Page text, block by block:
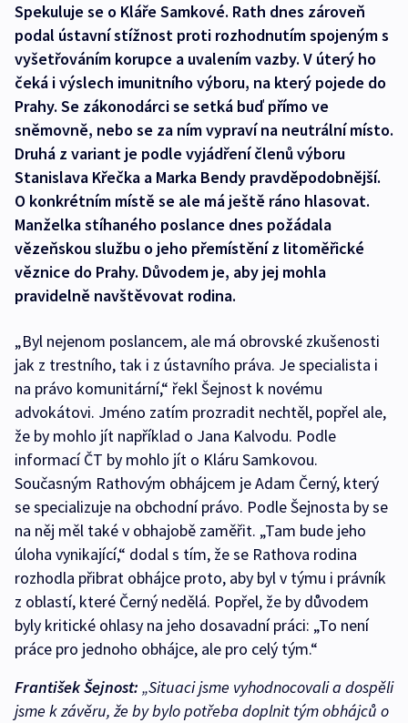
Spekuluje se o Kláře Samkové. Rath dnes zároveň
podal ústavní stížnost proti rozhodnutím spojeným s
vyšetřováním korupce a uvalením vazby. V úterý ho
čeká i výslech imunitního výboru, na který pojede do
Prahy. Se zákonodárci se setká buď přímo ve
sněmovně, nebo se za ním vypraví na neutrální místo.
Druhá z variant je podle vyjádření členů výboru
Stanislava Křečka a Marka Bendy pravděpodobnější.
O konkrétním místě se ale má ještě ráno hlasovat.
Manželka stíhaného poslance dnes požádala
vězeňskou službu o jeho přemístění z litoměřické
věznice do Prahy. Důvodem je, aby jej mohla
pravidelně navštěvovat rodina.
„Byl nejenom poslancem, ale má obrovské zkušenosti
jak z trestního, tak i z ústavního práva. Je specialista i
na právo komunitární,“ řekl Šejnost k novému
advokátovi. Jméno zatím prozradit nechtěl, popřel ale,
že by mohlo jít například o Jana Kalvodu. Podle
informací ČT by mohlo jít o Kláru Samkovou.
Současným Rathovým obhájcem je Adam Černý, který
se specializuje na obchodní právo. Podle Šejnosta by se
na něj měl také v obhajobě zaměřit. „Tam bude jeho
úloha vynikající,“ dodal s tím, že se Rathova rodina
rozhodla přibrat obhájce proto, aby byl v týmu i právník
z oblastí, které Černý nedělá. Popřel, že by důvodem
byly kritické ohlasy na jeho dosavadní práci: „To není
práce pro jednoho obhájce, ale pro celý tým.“
František Šejnost: „Situaci jsme vyhodnocovali a dospěli
jsme k závěru, že by bylo potřeba doplnit tým obhájců o